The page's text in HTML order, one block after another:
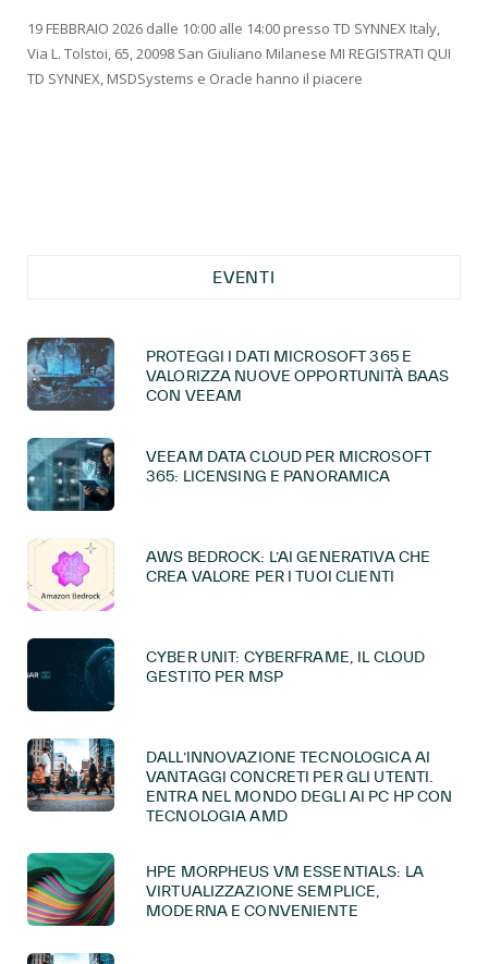
19 FEBBRAIO 2026 dalle 10:00 alle 14:00 presso TD SYNNEX Italy,
Via L. Tolstoi, 65, 20098 San Giuliano Milanese MI REGISTRATI QUI
TD SYNNEX, MSDSystems e Oracle hanno il piacere
EVENTI
PROTEGGI I DATI MICROSOFT 365 E
VALORIZZA NUOVE OPPORTUNITÀ BAAS
CON VEEAM
VEEAM DATA CLOUD PER MICROSOFT
365: LICENSING E PANORAMICA
AWS BEDROCK: L’AI GENERATIVA CHE
CREA VALORE PER I TUOI CLIENTI
CYBER UNIT: CYBERFRAME, IL CLOUD
GESTITO PER MSP
DALL’INNOVAZIONE TECNOLOGICA AI
VANTAGGI CONCRETI PER GLI UTENTI.
ENTRA NEL MONDO DEGLI AI PC HP CON
TECNOLOGIA AMD
HPE MORPHEUS VM ESSENTIALS: LA
VIRTUALIZZAZIONE SEMPLICE,
MODERNA E CONVENIENTE